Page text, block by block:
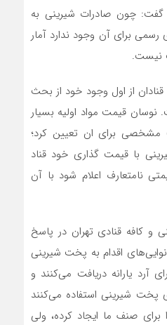
گفت: چون صادرات شیرینی به
برای آن وجود ندارد آمار
نیست.
قنادان از اول وجود خود از بحث
نوسان قیمت مواد اولیه بسیار
برای ان تعیین کرد؛
با قیمت گذاری خود قناد
نامتعارف اعلام شود با آن
و کافه قنادی تهران در پاسخ
اقدام به پخت شیرینی
آرد یارانه دریافت می‌کنند و
پخت شیرینی استفاده می‌کنند
صنف ما ایجاد کرده، ولی